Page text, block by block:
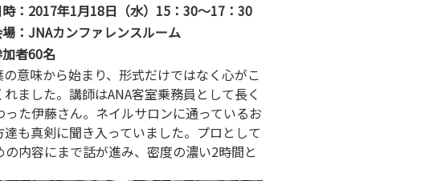
時：2017年1月18日（水）15：30～17：30
：JNAカンファレンスルーム
者60名
意味から始まり、形式だけではなく心がこ
ました。講師はANA客室乗務員として長く
た伊藤さん。ネイルサロンに通っているお
も真剣に聞き入っていました。プロとして
内容にまで話が進み、密度の濃い2時間と